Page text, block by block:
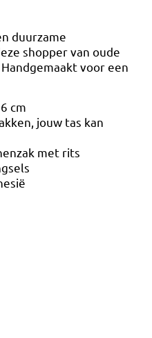
duurzame
shopper van oude
voor een
cm
jouw tas kan
met rits